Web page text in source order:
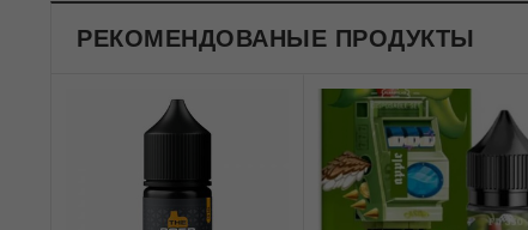
РЕКОМЕНДОВАНЫЕ ПРОДУКТЫ